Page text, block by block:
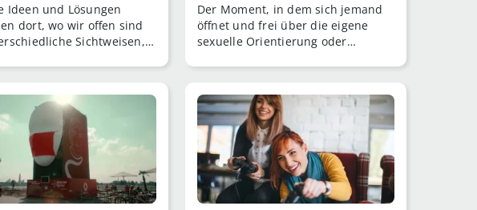
Ideen und Lösungen
dort, wo wir offen sind
Sichtweisen,
Musik…
Der Moment, in dem sich jemand
öffnet und frei über die eigene
sexuelle Orientierung oder